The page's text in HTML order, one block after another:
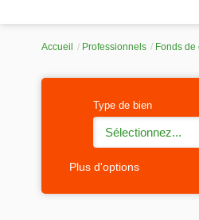
Accueil Professionnels Fonds de
Type de bien
Sélectionnez...
Plus d'options